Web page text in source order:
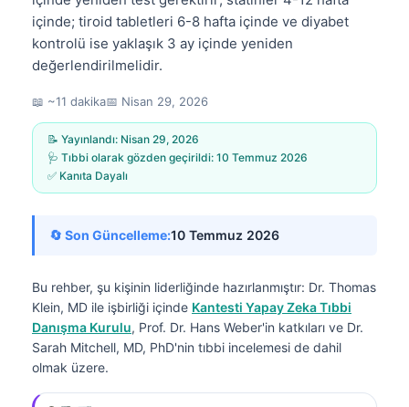
içinde; tiroid tabletleri 6-8 hafta içinde ve diyabet
kontrolü ise yaklaşık 3 ay içinde yeniden
değerlendirilmelidir.
📖 ~11 dakika📅 Nisan 29, 2026
📝 Yayınlandı: Nisan 29, 2026
🩺 Tıbbi olarak gözden geçirildi: 10 Temmuz 2026
✅ Kanıta Dayalı
🔄 Son Güncelleme:10 Temmuz 2026
Bu rehber, şu kişinin liderliğinde hazırlanmıştır: Dr. Thomas
Klein, MD ile işbirliği içinde Kantesti Yapay Zeka Tıbbi
Danışma Kurulu, Prof. Dr. Hans Weber'in katkıları ve Dr.
Sarah Mitchell, MD, PhD'nin tıbbi incelemesi de dahil
olmak üzere.